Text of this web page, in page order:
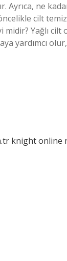
Ayrıca, ne
cilt
midir? Yağlı
yardımcı
knight online